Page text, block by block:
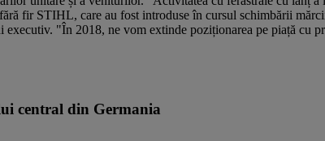
fir STIHL, care au fost introduse în cursul schimbării
"În 2018, ne vom extinde poziționarea pe piață cu
central din Germania